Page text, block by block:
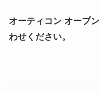
オーティコン オープ
わせください。